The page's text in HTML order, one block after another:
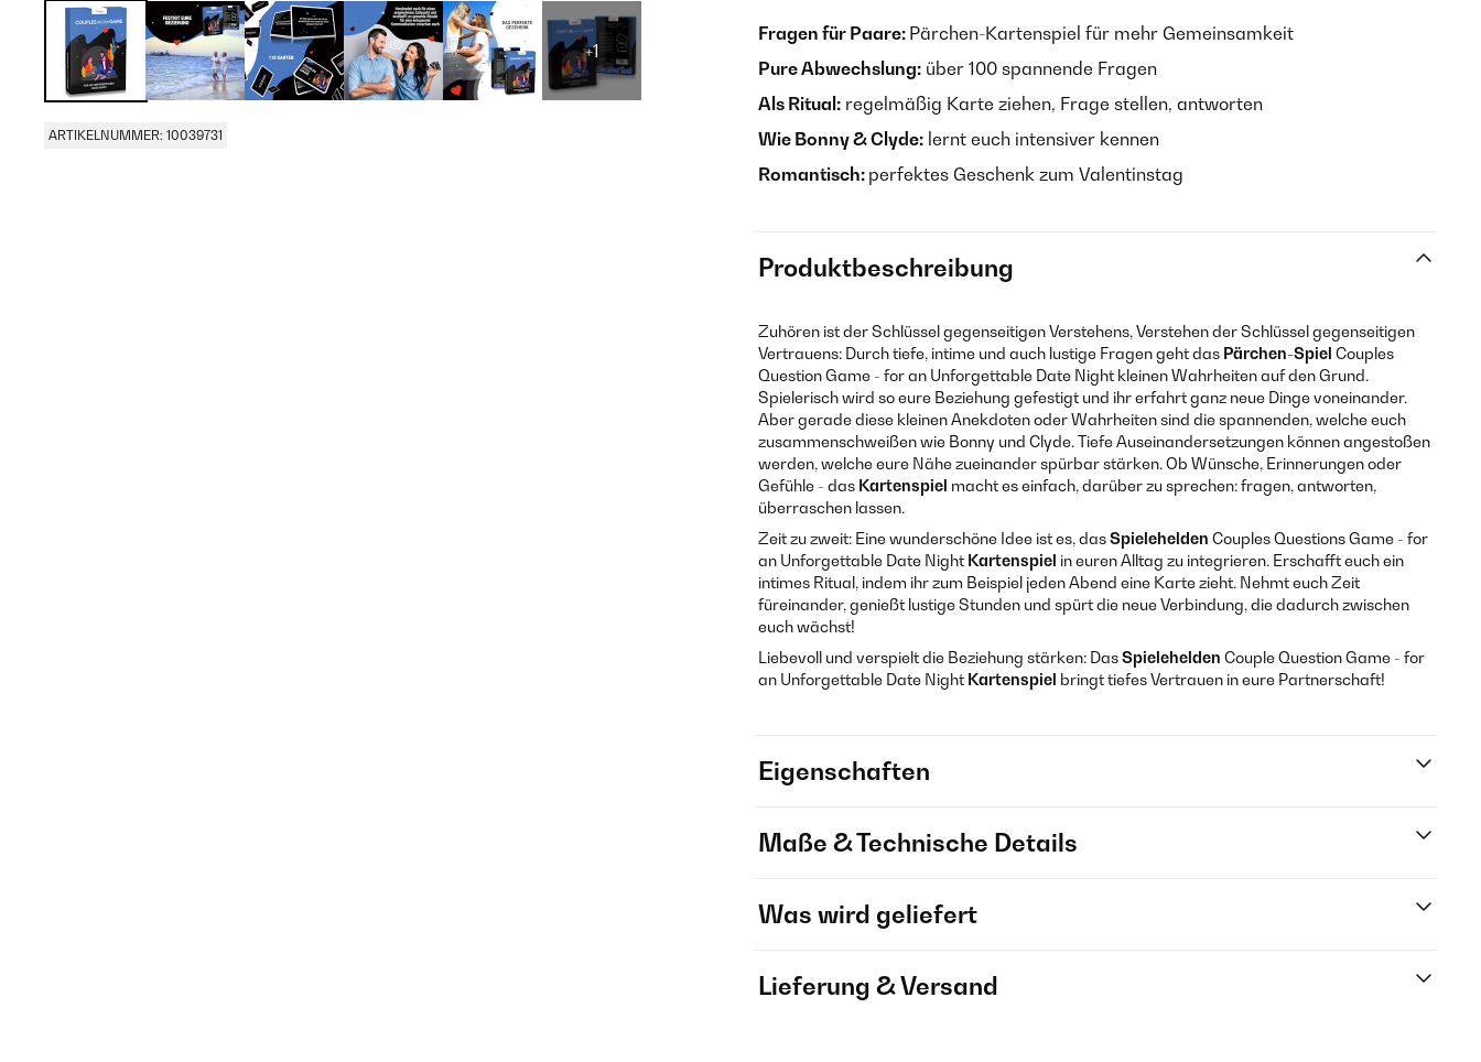
+1
ARTIKELNUMMER: 10039731
Fragen für Paare: Pärchen-Kartenspiel für mehr Gemeinsamkeit
Pure Abwechslung: über 100 spannende Fragen
Als Ritual: regelmäßig Karte ziehen, Frage stellen, antworten
Wie Bonny & Clyde: lernt euch intensiver kennen
Romantisch: perfektes Geschenk zum Valentinstag
Produktbeschreibung
Zuhören ist der Schlüssel gegenseitigen Verstehens, Verstehen der Schlüssel gegenseitigen
Vertrauens: Durch tiefe, intime und auch lustige Fragen geht das Pärchen-Spiel Couples
Question Game - for an Unforgettable Date Night kleinen Wahrheiten auf den Grund.
Spielerisch wird so eure Beziehung gefestigt und ihr erfahrt ganz neue Dinge voneinander.
Aber gerade diese kleinen Anekdoten oder Wahrheiten sind die spannenden, welche euch
zusammenschweißen wie Bonny und Clyde. Tiefe Auseinandersetzungen können angestoßen
werden, welche eure Nähe zueinander spürbar stärken. Ob Wünsche, Erinnerungen oder
Gefühle - das Kartenspiel macht es einfach, darüber zu sprechen: fragen, antworten,
überraschen lassen.
Zeit zu zweit: Eine wunderschöne Idee ist es, dasSpielehelden Couples Questions Game - for
an Unforgettable Date Night Kartenspiel in euren Alltag zu integrieren. Erschafft euch ein
intimes Ritual, indem ihr zum Beispiel jeden Abend eine Karte zieht. Nehmt euch Zeit
füreinander, genießt lustige Stunden und spürt die neue Verbindung, die dadurch zwischen
euch wächst!
Liebevoll und verspielt die Beziehung stärken: DasSpielehelden Couple Question Game - for
an Unforgettable Date Night Kartenspiel bringt tiefes Vertrauen in eure Partnerschaft!
Eigenschaften
Maße & Technische Details
Was wird geliefert
Lieferung & Versand